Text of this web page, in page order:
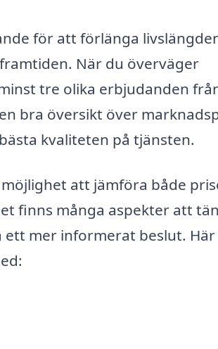
för att förlänga
När du överväger
tre olika erbjudanden
bra översikt över
kvaliteten på tjänsten.
att jämföra både
finns många aspekter att
mer informerat beslut.